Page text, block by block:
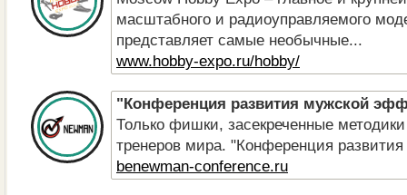
масштабного и радиоуправляемого
представляет самые необычные...
www.hobby-expo.ru/hobby/
"Конференция развития мужской
Только фишки, засекреченные
тренеров мира. "Конференция
benewman-conference.ru